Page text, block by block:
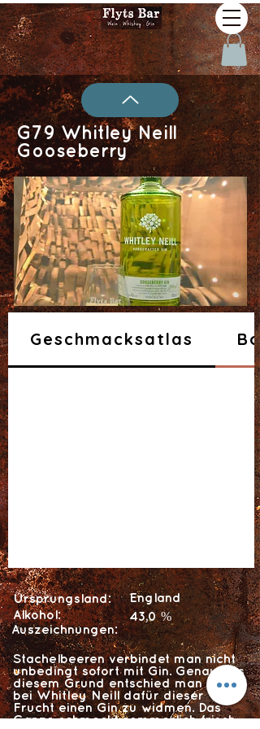
G79 Whitley Neill
Gooseberry
Geschmacksatlas
Ursprungsland:
England
Alkohol:
43,0 %
Auszeichnungen:
Stachelbeeren verbindet man nicht
unbedingt sofort mit Gin. Genau aus
diesem Grund entschied man sich
bei Whitley Neill dafür dieser
Frucht einen Gin zu widmen. Das
Ganze schmeckt sommerlich frisch